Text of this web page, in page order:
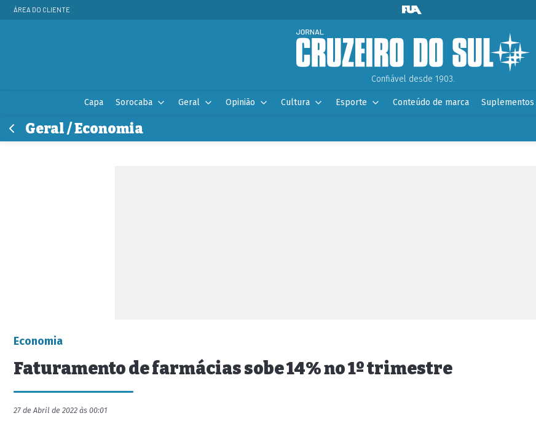
ÁREA DO CLIENTE
Confiável desde 1903.
Capa Sorocaba Geral Opinião Cultura Esporte Conteúdo de marca Suplementos
Geral / Economia
Economia
Faturamento de farmácias sobe 14% no 1º trimestre
27 de Abril de 2022 às 00:01